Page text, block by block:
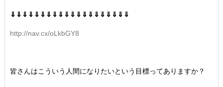
⇓⇓⇓⇓⇓⇓⇓⇓⇓⇓⇓⇓⇓⇓⇓⇓⇓⇓⇓⇓
http://nav.cx/oLkbGY8
皆さんはこういう人間になりたいという目標ってありますか？